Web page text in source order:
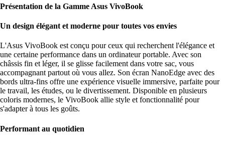
Présentation de la Gamme Asus VivoBook
Un design élégant et moderne pour toutes vos envies
L'Asus VivoBook est conçu pour ceux qui recherchent l'élégance et
une certaine performance dans un ordinateur portable. Avec son
châssis fin et léger, il se glisse facilement dans votre sac, vous
accompagnant partout où vous allez. Son écran NanoEdge avec des
bords ultra-fins offre une expérience visuelle immersive, parfaite pour
le travail, les études, ou le divertissement. Disponible en plusieurs
coloris modernes, le VivoBook allie style et fonctionnalité pour
s'adapter à tous les goûts.
Performant au quotidien